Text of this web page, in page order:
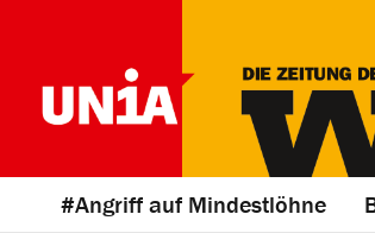
#Angriff auf Mindestlöhne